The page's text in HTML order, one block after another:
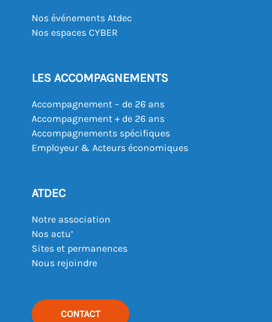
Nos événements Atdec
Nos espaces CYBER
LES ACCOMPAGNEMENTS
Accompagnement – de 26 ans
Accompagnement + de 26 ans
Accompagnements spécifiques
Employeur & Acteurs économiques
ATDEC
Notre association
Nos actu’
Sites et permanences
Nous rejoindre
CONTACT